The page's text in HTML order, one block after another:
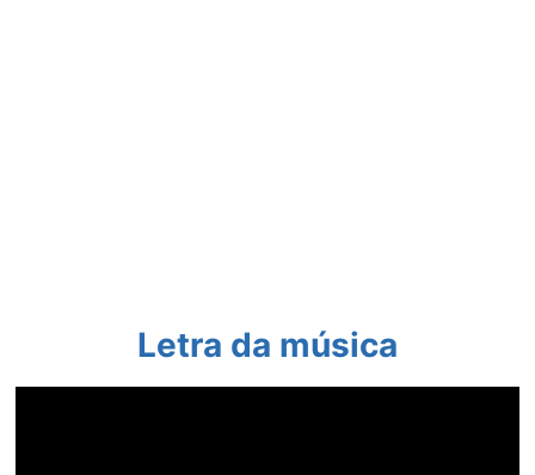
Letra da música